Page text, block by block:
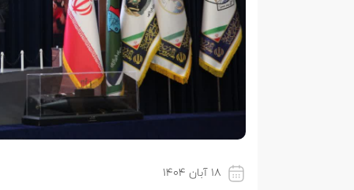
۱۸ آبان ۱۴۰۴